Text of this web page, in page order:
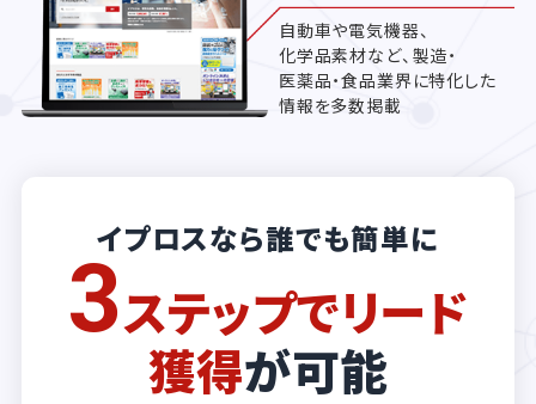
自動車や電気機器、
化学品素材など、製造・
医薬品・食品業界に特化した
情報を多数掲載
イプロスなら誰でも簡単に
3ステップでリード
獲得が可能